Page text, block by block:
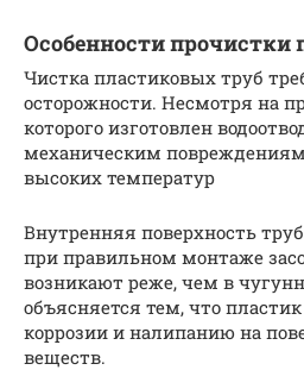
Особенности прочистки
Чистка пластиковых труб
осторожности. Несмотря на
которого изготовлен
механическим
высоких температур
Внутренняя поверхность
при правильном монтаже
возникают реже, чем в
объясняется тем, что
коррозии и налипанию на
веществ.